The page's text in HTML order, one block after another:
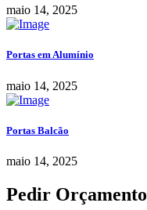
maio 14, 2025
Portas em Alumínio
maio 14, 2025
Portas Balcão
maio 14, 2025
Pedir Orçamento